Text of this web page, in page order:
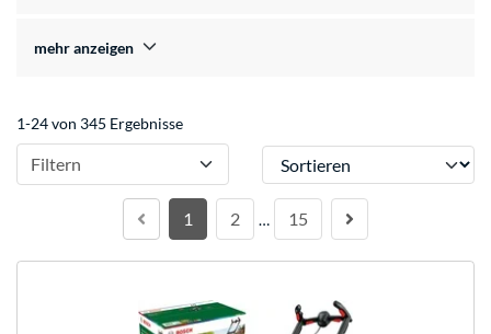
mehr anzeigen
1-24 von 345 Ergebnisse
Filtern Sortieren
1 2 … 15